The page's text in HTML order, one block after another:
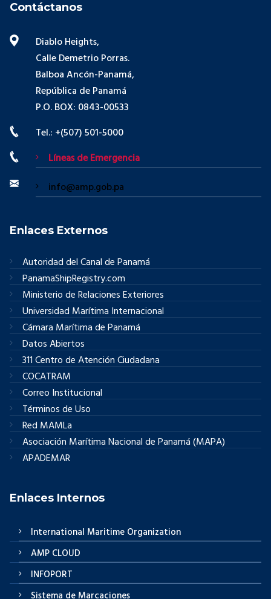
Contáctanos
Diablo Heights,
Calle Demetrio Porras.
Balboa Ancón-Panamá,
República de Panamá
P.O. BOX: 0843-00533
Tel.: +(507) 501-5000
Líneas de Emergencia
info@amp.gob.pa
Enlaces Externos
Autoridad del Canal de Panamá
PanamaShipRegistry.com
Ministerio de Relaciones Exteriores
Universidad Marítima Internacional
Cámara Marítima de Panamá
Datos Abiertos
311 Centro de Atención Ciudadana
COCATRAM
Correo Institucional
Términos de Uso
Red MAMLa
Asociación Marítima Nacional de Panamá (MAPA)
APADEMAR
Enlaces Internos
International Maritime Organization
AMP CLOUD
INFOPORT
Sistema de Marcaciones